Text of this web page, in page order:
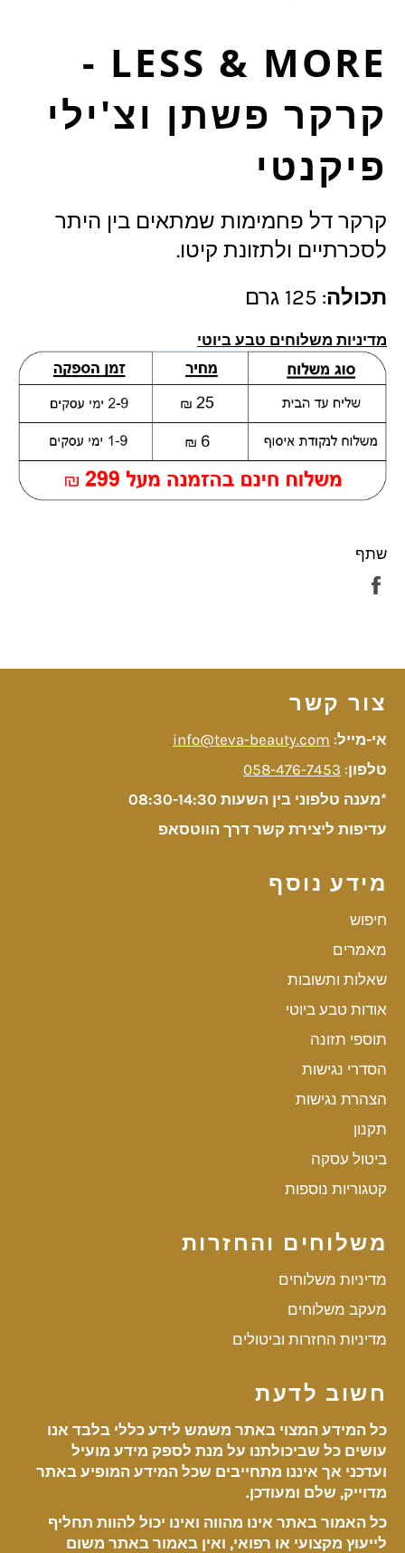
LESS & MORE -
קרקר פשתן וצ'ילי
פיקנטי
קרקר דל פחמימות שמתאים בין היתר
לסכרתיים ולתזונת קיטו.
תכולה: 125 גרם
מדיניות משלוחים טבע ביוטי
שתף
צור קשר
אי-מייל:
info@teva-beauty.com
טלפון:
058-476-7453
*מענה טלפוני בין השעות 08:30-14:30
עדיפות ליצירת קשר דרך הווטסאפ
מידע נוסף
חיפוש
מאמרים
שאלות ותשובות
אודות טבע ביוטי
תוספי תזונה
הסדרי נגישות
הצהרת נגישות
תקנון
ביטול עסקה
קטגוריות נוספות
משלוחים והחזרות
מדיניות משלוחים
מעקב משלוחים
מדיניות החזרות וביטולים
חשוב לדעת
כל המידע המצוי באתר משמש לידע כללי בלבד אנו
עושים כל שביכולתנו על מנת לספק מידע מועיל
ועדכני אך איננו מתחייבים שכל המידע המופיע באתר
מדוייק, שלם ומעודכן.
כל האמור באתר אינו מהווה ואינו יכול להוות תחליף
לייעוץ מקצועי או רפואי, ואין באמור באתר משום